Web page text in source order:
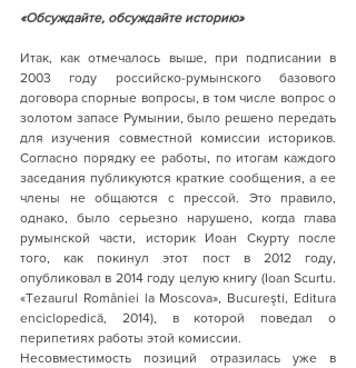
«Обсуждайте, обсуждайте историю»
Итак, как отмечалось выше, при подписании в
2003 году российско-румынского базового
договора спорные вопросы, в том числе вопрос о
золотом запасе Румынии, было решено передать
для изучения совместной комиссии историков.
Согласно порядку ее работы, по итогам каждого
заседания публикуются краткие сообщения, а ее
члены не общаются с прессой. Это правило,
однако, было серьезно нарушено, когда глава
румынской части, историк Иоан Скурту после
того, как покинул этот пост в 2012 году,
опубликовал в 2014 году целую книгу (Ioan Scurtu.
«Tezaurul României la Moscova», Bucureşti, Editura
enciclopedică, 2014), в которой поведал о
перипетиях работы этой комиссии.
Несовместимость позиций отразилась уже в